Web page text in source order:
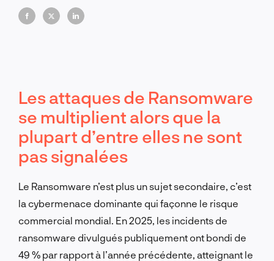
lacunes dans la résilience des entreprises et la
préparation à la cybersécurité à l'échelle mondiale.
Les attaques de Ransomware
se multiplient alors que la
plupart d’entre elles ne sont
pas signalées
Le Ransomware n’est plus un sujet secondaire, c’est
la cybermenace dominante qui façonne le risque
commercial mondial. En 2025, les incidents de
ransomware divulgués publiquement ont bondi de
49 % par rapport à l’année précédente, atteignant le